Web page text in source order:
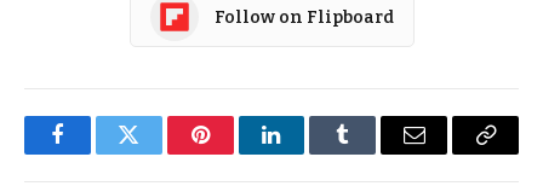
Follow on Flipboard
FacebookTwitter PinterestLinkedInTumblr Email
Copy